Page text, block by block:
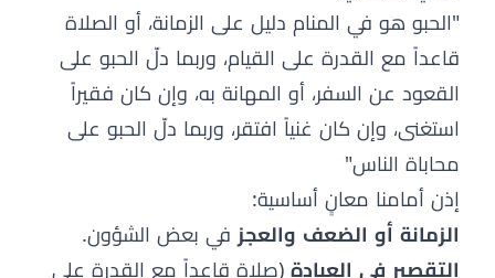
"الحبو هو في المنام دليل على الزمانة، أو الصلاة
قاعداً مع القدرة على القيام، وربما دلّ الحبو على
القعود عن السفر، أو المهانة به، وإن كان فقيراً
استغنى، وإن كان غنياً افتقر، وربما دلّ الحبو على
محاباة الناس"
إذن أمامنا معانٍ أساسية:
الزمانة أو الضعف والعجزفي بعض الشؤون.
التقصير في العبادة(صلاة قاعداً مع القدرة على